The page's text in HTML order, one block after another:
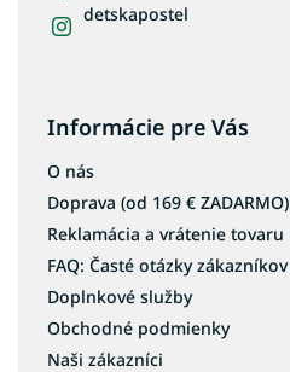
detskapostel
Informácie pre Vás
O nás
Doprava (od 169 € ZADARMO)
Reklamácia a vrátenie tovaru
FAQ: Časté otázky zákazníkov
Doplnkové služby
Obchodné podmienky
Naši zákazníci